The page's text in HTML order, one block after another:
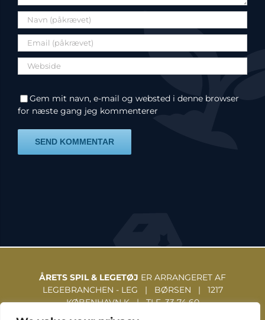
Gem mit navn, e-mail og websted i denne browser
for næste gang jeg kommenterer
ÅRETS SPIL & LEGETØJ ER ARRANGERET AF
LEGEBRANCHEN - LEG | BØRSEN | 1217
KØBENHAVN K | TLF. 33 74 60
31 | WWW.LEGEBRANCHEN.DK